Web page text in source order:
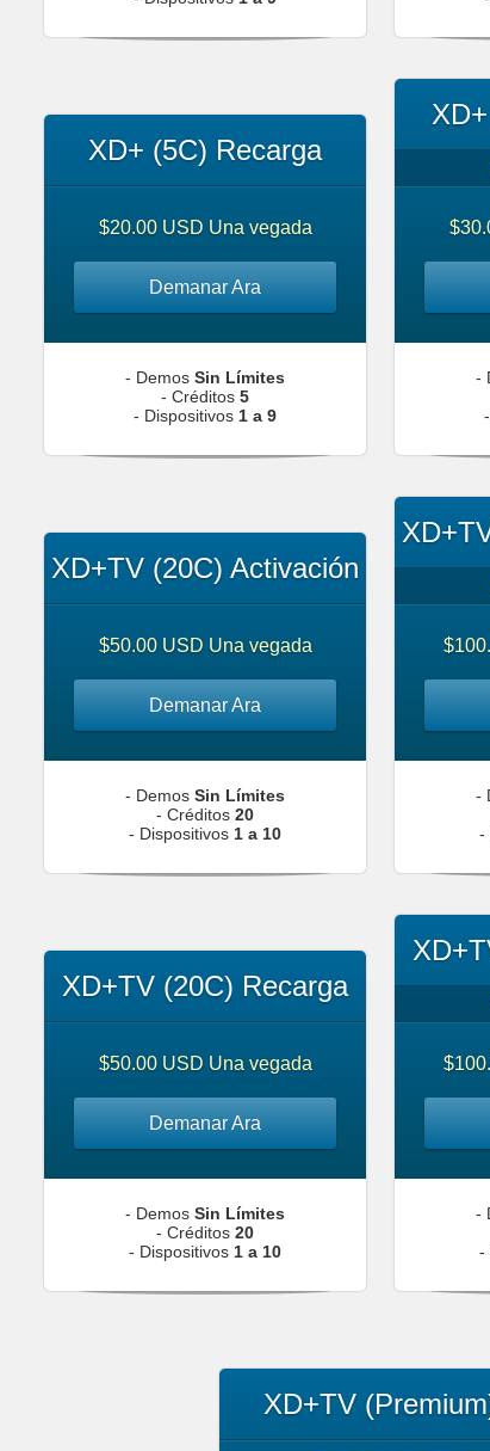
XD+ (5C) Recarga
$20.00 USD Una vegada
Demanar Ara
- Demos Sin Límites
- Créditos 5
- Dispositivos 1 a 9
-
XD+TV (20C) Activación
$50.00 USD Una vegada
Demanar Ara
- Demos Sin Límites
- Créditos 20
- Dispositivos 1 a 10
-
-
XD+TV (20C) Recarga
$50.00 USD Una vegada
Demanar Ara
- Demos Sin Límites
- Créditos 20
- Dispositivos 1 a 10
-
-
XD+TV